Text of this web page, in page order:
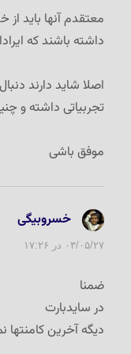
معتقدم آنها باید
داشته باشند که
اصلا شاید دارند
تجربیاتی داشته و
موفق باشی
خسروبیگی
۰۳/۰۵/۲۷ در ۱۷:۲۶
ضمنا
در سایدبارت
دیگه آخرین